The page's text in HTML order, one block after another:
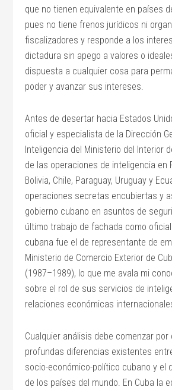
que no tienen equivalente en países
pues no tiene frenos jurídicos ni
fiscalizadores y responde a los
dictadura sin apego a valores o
dispuesta a cualquier cosa para
poder y avanzar sus intereses.
Antes de desertar hacia Estados
oficial y especialista de la Dirección
Inteligencia del Ministerio del Interior
de las operaciones de inteligencia en
Bolivia, Chile, Paraguay, Uruguay y
operaciones secretas encubiertas y
gobierno cubano en asuntos de
último trabajo de fachada como
cubana fue el de representante de
Ministerio de Comercio Exterior de
(1987–1989), lo que me avala mi
sobre el rol de sus servicios de
relaciones económicas
Cualquier análisis debe comenzar
profundas diferencias existentes
socio-económico-político cubano y el
de los países del mundo. En Cuba la